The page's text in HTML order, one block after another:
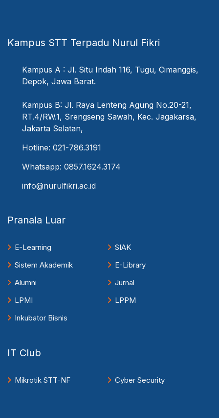
Kampus STT Terpadu Nurul Fikri
Kampus A : Jl. Situ Indah 116, Tugu, Cimanggis,
Depok, Jawa Barat.
Kampus B: Jl. Raya Lenteng Agung No.20-21,
RT.4/RW.1, Srengseng Sawah, Kec. Jagakarsa,
Jakarta Selatan,
Hotline: 021-786.3191
Whatsapp: 0857.1624.3174
info@nurulfikri.ac.id
Pranala Luar
E-Learning
SIAK
Sistem Akademik
E-Library
Alumni
Jurnal
LPMI
LPPM
Inkubator Bisnis
IT Club
Mikrotik STT-NF Cyber Security